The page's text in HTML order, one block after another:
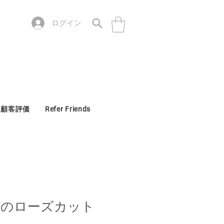
ログイン
顧客評価 Refer Friends
ローズカット